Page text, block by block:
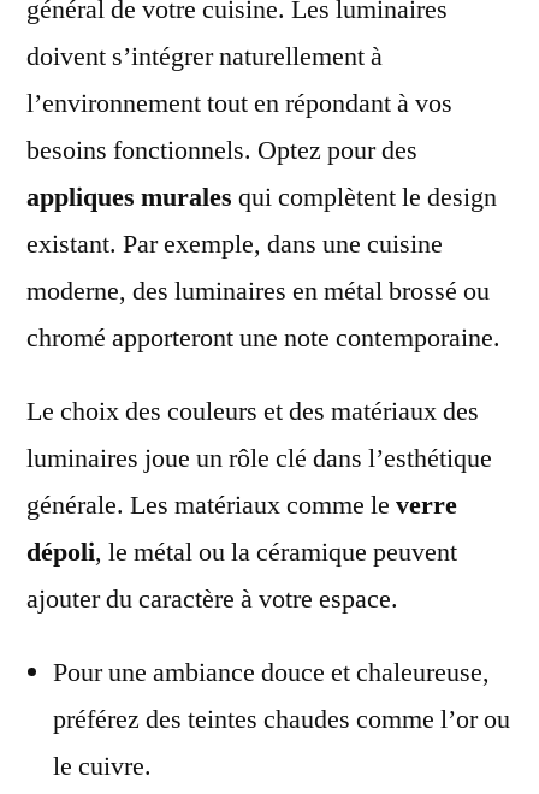
général de votre cuisine. Les luminaires
doivent s’intégrer naturellement à
l’environnement tout en répondant à vos
besoins fonctionnels. Optez pour des
appliques murales qui complètent le design
existant. Par exemple, dans une cuisine
moderne, des luminaires en métal brossé ou
chromé apporteront une note contemporaine.
Le choix des couleurs et des matériaux des
luminaires joue un rôle clé dans l’esthétique
générale. Les matériaux comme le verre
dépoli, le métal ou la céramique peuvent
ajouter du caractère à votre espace.
Pour une ambiance douce et chaleureuse,
préférez des teintes chaudes comme l’or ou
le cuivre.